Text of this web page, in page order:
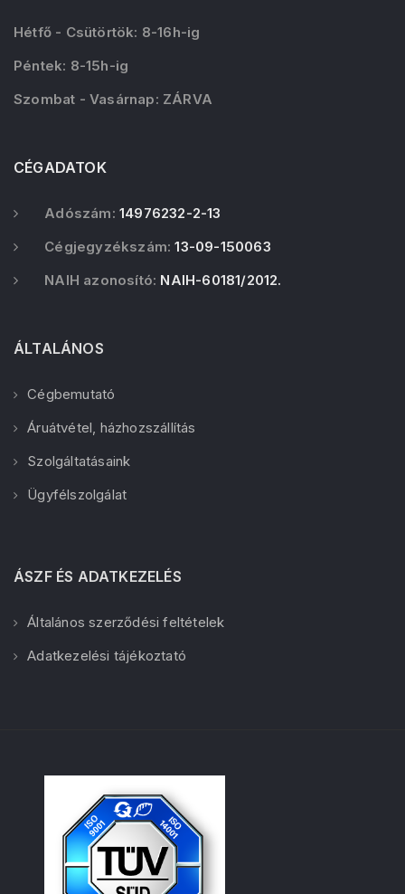
Hétfő - Csütörtök: 8-16h-ig
Péntek: 8-15h-ig
Szombat - Vasárnap: ZÁRVA
CÉGADATOK
Adószám: 14976232-2-13
Cégjegyzékszám: 13-09-150063
NAIH azonosító: NAIH-60181/2012.
ÁLTALÁNOS
Cégbemutató
Áruátvétel, házhozszállítás
Szolgáltatásaink
Ügyfélszolgálat
ÁSZF ÉS ADATKEZELÉS
Általános szerződési feltételek
Adatkezelési tájékoztató